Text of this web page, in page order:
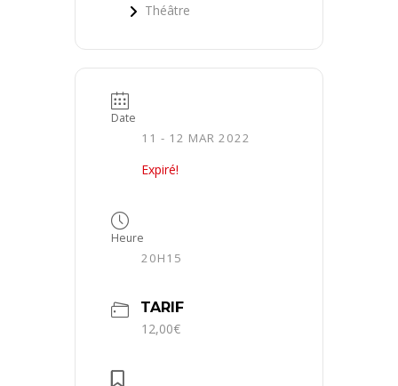
Théâtre
Date
11 - 12 MAR 2022
Expiré!
Heure
20H15
TARIF
12,00€